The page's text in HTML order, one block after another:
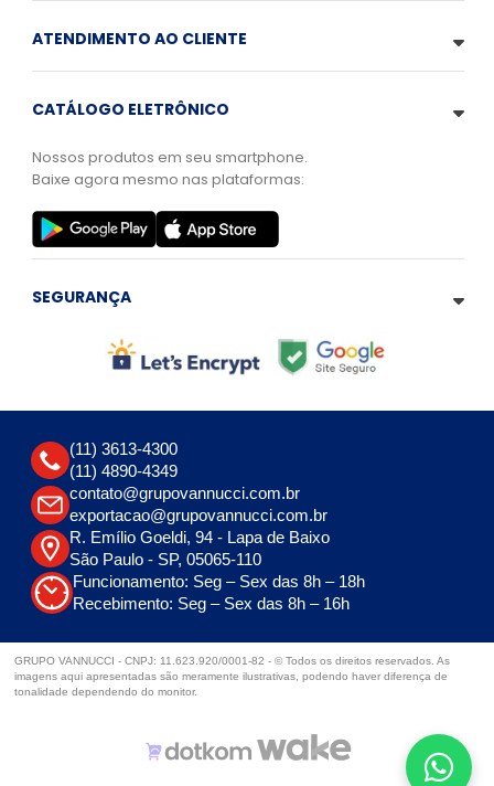
ATENDIMENTO AO CLIENTE
CATÁLOGO ELETRÔNICO
Nossos produtos em seu smartphone.
Baixe agora mesmo nas plataformas:
SEGURANÇA
(11) 3613-4300
(11) 4890-4349
contato@grupovannucci.com.br
exportacao@grupovannucci.com.br
R. Emílio Goeldi, 94 - Lapa de Baixo
São Paulo - SP, 05065-110
Funcionamento: Seg – Sex das 8h – 18h
Recebimento: Seg – Sex das 8h – 16h
GRUPO VANNUCCI - CNPJ: 11.623.920/0001-82 - © Todos os direitos reservados. As
imagens aqui apresentadas são meramente ilustrativas, podendo haver diferença de
tonalidade dependendo do monitor.